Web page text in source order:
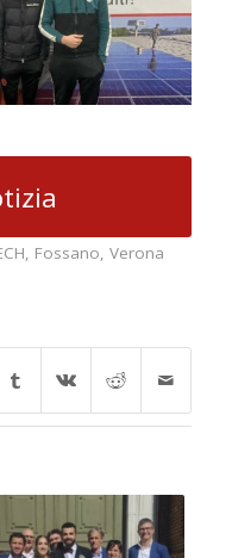
, Fossano, Verona